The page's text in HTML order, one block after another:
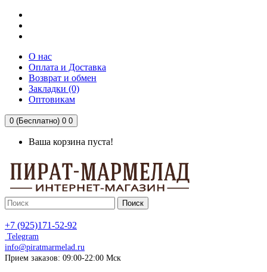
О нас
Оплата и Доставка
Возврат и обмен
Закладки (0)
Оптовикам
0 (Бесплатно) 0 0
Ваша корзина пуста!
Поиск
+7 (925)171-52-92
Telegram
info@piratmarmelad.ru
Прием заказов: 09:00-22:00 Мск